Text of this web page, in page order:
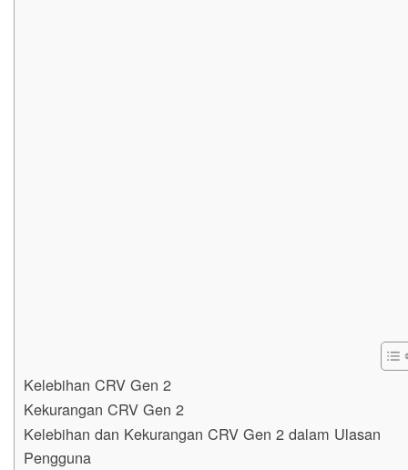
Kelebihan CRV Gen 2
Kekurangan CRV Gen 2
Kelebihan dan Kekurangan CRV Gen 2 dalam Ulasan
Pengguna